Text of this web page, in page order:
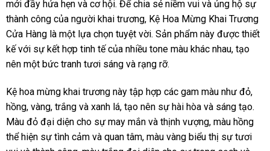
mới đầy hứa hẹn và cơ hội. Để chia sẻ niềm vui và ủng hộ sự
thành công của người khai trương, Kệ Hoa Mừng Khai Trương
Cửa Hàng là một lựa chọn tuyệt vời. Sản phẩm này được thiết
kế với sự kết hợp tinh tế của nhiều tone màu khác nhau, tạo
nên một bức tranh tươi sáng và rạng rỡ.
Kệ hoa mừng khai trương này tập hợp các gam màu như đỏ,
hồng, vàng, trắng và xanh lá, tạo nên sự hài hòa và sáng tạo.
Màu đỏ đại diện cho sự may mắn và thịnh vượng, màu hồng
thể hiện sự tình cảm và quan tâm, màu vàng biểu thị sự tươi